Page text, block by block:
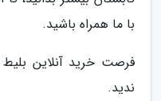
با ما همراه باشید.
فرصت خرید آنلاین بلیط
ندید.